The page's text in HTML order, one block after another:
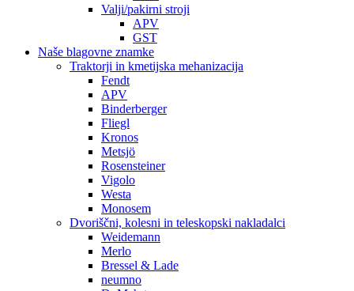
Valji/pakirni stroji
APV
GST
Naše blagovne znamke
Traktorji in kmetijska mehanizacija
Fendt
APV
Binderberger
Fliegl
Kronos
Metsjö
Rosensteiner
Vigolo
Westa
Monosem
Dvoriščni, kolesni in teleskopski nakladalci
Weidemann
Merlo
Bressel & Lade
neumno